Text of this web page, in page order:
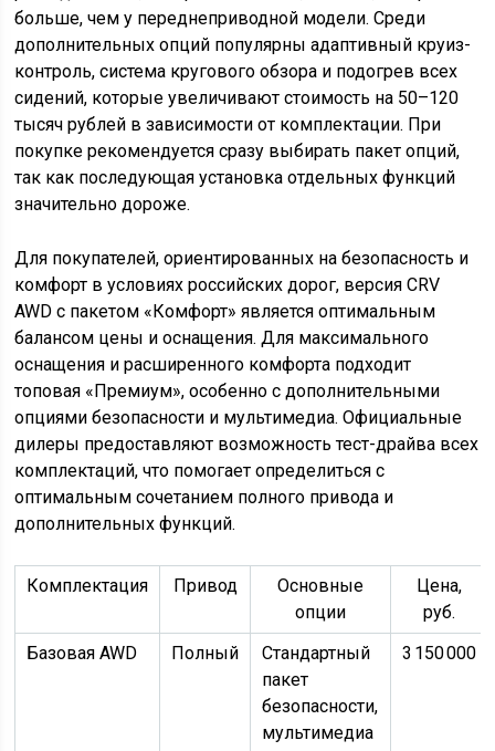
больше, чем у переднеприводной модели. Среди
дополнительных опций популярны адаптивный круиз-
контроль, система кругового обзора и подогрев всех
сидений, которые увеличивают стоимость на 50–120
тысяч рублей в зависимости от комплектации. При
покупке рекомендуется сразу выбирать пакет опций,
так как последующая установка отдельных функций
значительно дороже.
Для покупателей, ориентированных на безопасность и
комфорт в условиях российских дорог, версия CRV
AWD с пакетом «Комфорт» является оптимальным
балансом цены и оснащения. Для максимального
оснащения и расширенного комфорта подходит
топовая «Премиум», особенно с дополнительными
опциями безопасности и мультимедиа. Официальные
дилеры предоставляют возможность тест-драйва всех
комплектаций, что помогает определиться с
оптимальным сочетанием полного привода и
дополнительных функций.
Комплектация Привод
Основные
опции
Цена,
руб.
Базовая AWD
Полный
Стандартный
пакет
безопасности,
мультимедиа
3 150 000